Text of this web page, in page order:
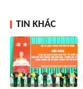
TIN KHÁC